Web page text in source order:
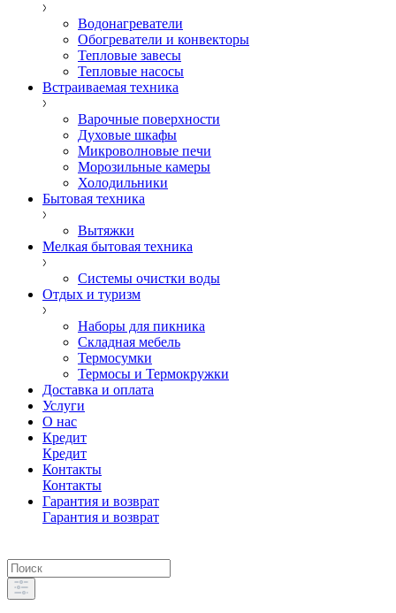
Водонагреватели
Обогреватели и конвекторы
Тепловые завесы
Тепловые насосы
Встраиваемая техника
Варочные поверхности
Духовые шкафы
Микроволновые печи
Морозильные камеры
Холодильники
Бытовая техника
Вытяжки
Мелкая бытовая техника
Системы очистки воды
Отдых и туризм
Наборы для пикника
Складная мебель
Термосумки
Термосы и Термокружки
Доставка и оплата
Услуги
О нас
Кредит
Кредит
Контакты
Контакты
Гарантия и возврат
Гарантия и возврат